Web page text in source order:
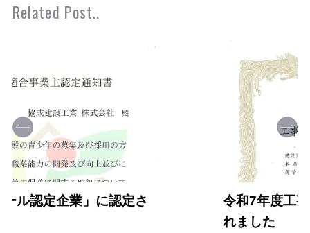
Related Post..
令和7年度工事成績優秀企業に認定さ